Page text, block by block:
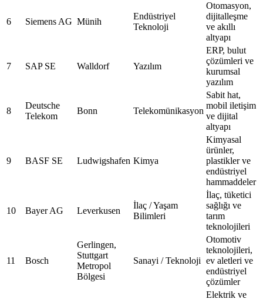
6 Siemens AG Münih
Endüstriyel
Teknoloji
Otomasyon,
dijitalleşme
ve akıllı
altyapı
7 SAP SE Walldorf Yazılım
ERP, bulut
çözümleri ve
kurumsal
yazılım
8
Deutsche
Telekom
Bonn Telekomünikasyon
Sabit hat,
mobil iletişim
ve dijital
altyapı
9 BASF SE Ludwigshafen Kimya
Kimyasal
ürünler,
plastikler ve
endüstriyel
hammaddeler
10 Bayer AG Leverkusen
İlaç / Yaşam
Bilimleri
İlaç, tüketici
sağlığı ve
tarım
teknolojileri
11 Bosch
Gerlingen,
Stuttgart
Metropol
Bölgesi
Sanayi / Teknoloji
Otomotiv
teknolojileri,
ev aletleri ve
endüstriyel
çözümler
Elektrik ve